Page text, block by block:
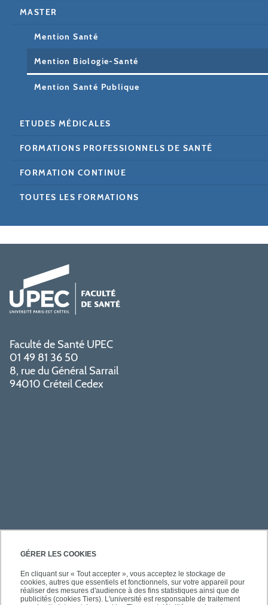
GÉRER LES COOKIES
En cliquant sur « Tout accepter », vous acceptez le stockage de
cookies, autres que essentiels et fonctionnels, sur votre appareil pour
réaliser des mesures d'audience à des fins statistiques ainsi que de
publicités (cookies Tiers). L'université est responsable de traitement
MASTER
Mention Santé
Mention Biologie-Santé
Mention Santé Publique
ETUDES MÉDICALES
FORMATIONS PROFESSIONNELS DE SANTÉ
FORMATION CONTINUE
TOUTES LES FORMATIONS
Faculté de Santé UPEC
01 49 81 36 50
8, rue du Général Sarrail
94010 Créteil Cedex
PRATIQUE
ACCÈS RAPIDES